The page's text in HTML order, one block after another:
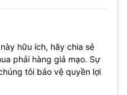
hữu ích, hãy chia sẻ
phải hàng giả mạo. Sự
tôi bảo vệ quyền lợi